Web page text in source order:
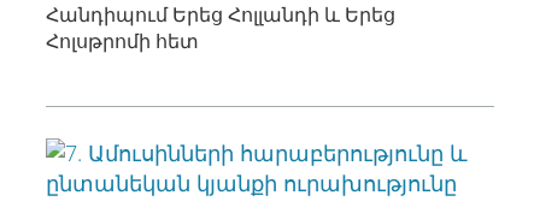
Հանդիպում Երեց Հոլլանդի և Երեց
Հոլսթրոմի հետ